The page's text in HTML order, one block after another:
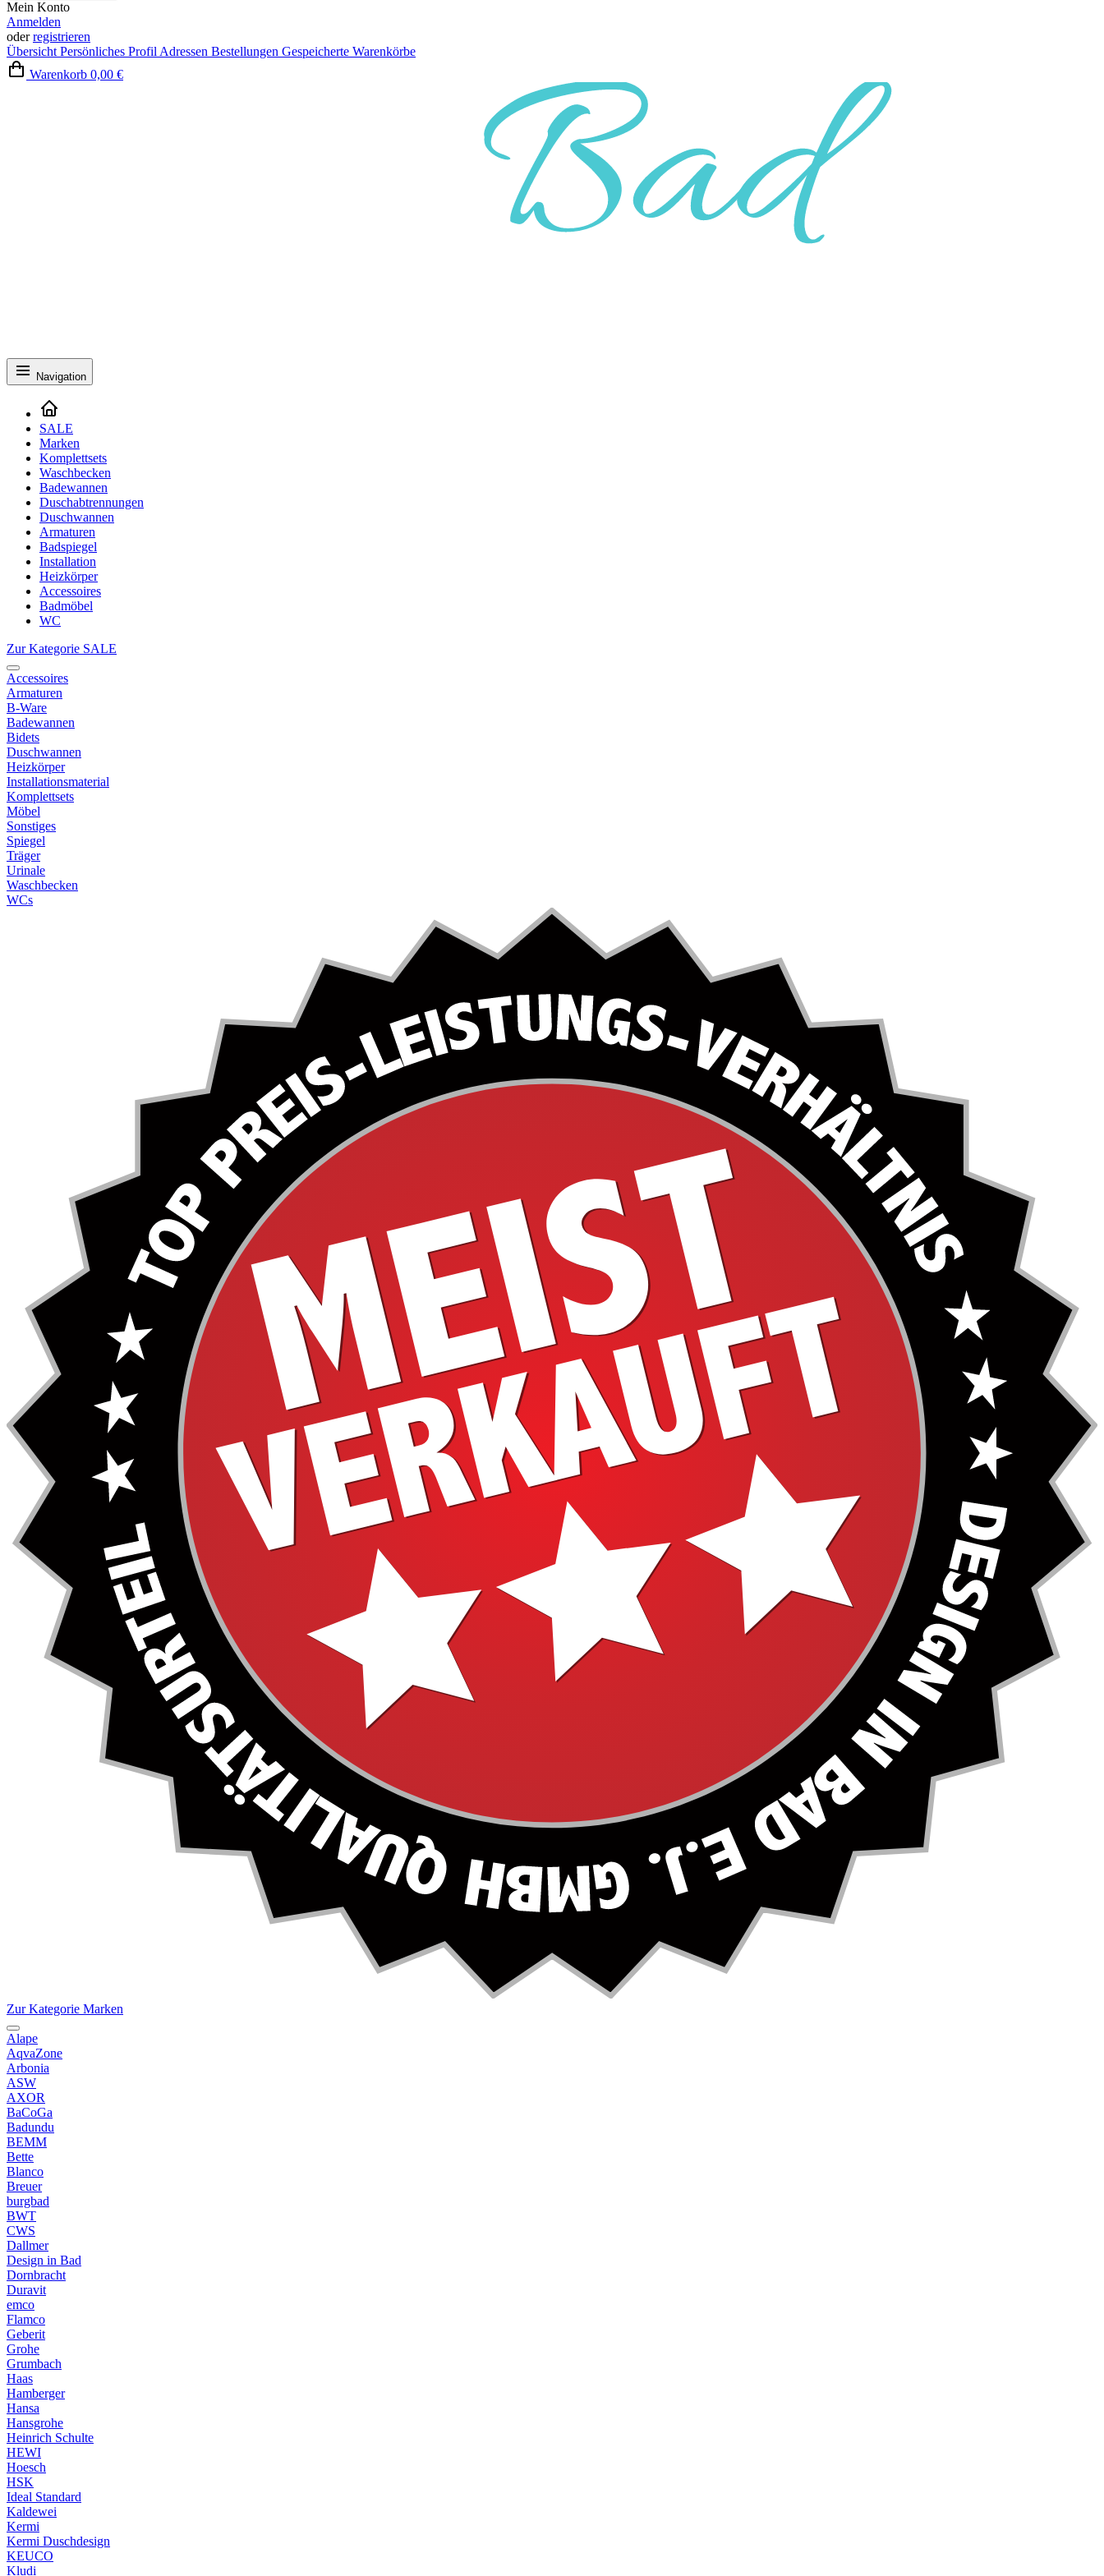
Mein Konto
Anmelden
oderregistrieren
Übersicht Persönliches Profil Adressen Bestellungen Gespeicherte Warenkörbe
Warenkorb 0,00 €
Navigation
SALE
Marken
Komplettsets
Waschbecken
Badewannen
Duschabtrennungen
Duschwannen
Armaturen
Badspiegel
Installation
Heizkörper
Accessoires
Badmöbel
WC
Zur Kategorie SALE
Accessoires
Armaturen
B-Ware
Badewannen
Bidets
Duschwannen
Heizkörper
Installationsmaterial
Komplettsets
Möbel
Sonstiges
Spiegel
Träger
Urinale
Waschbecken
WCs
Zur Kategorie Marken
Alape
AqvaZone
Arbonia
ASW
AXOR
BaCoGa
Badundu
BEMM
Bette
Blanco
Breuer
burgbad
BWT
CWS
Dallmer
Design in Bad
Dornbracht
Duravit
emco
Flamco
Geberit
Grohe
Grumbach
Haas
Hamberger
Hansa
Hansgrohe
Heinrich Schulte
HEWI
Hoesch
HSK
Ideal Standard
Kaldewei
Kermi
Kermi Duschdesign
KEUCO
Kludi